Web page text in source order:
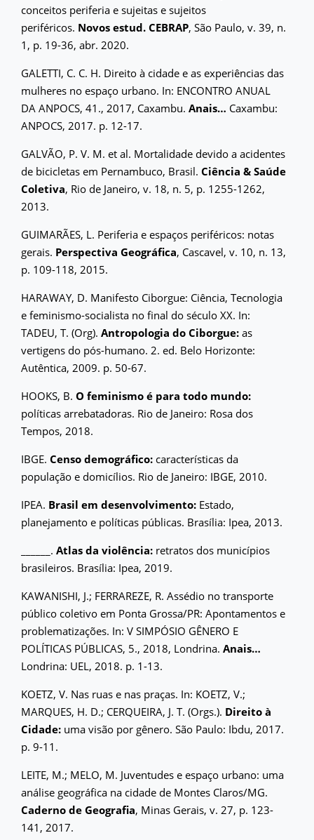
conceitos periferia e sujeitas e sujeitos
periféricos. Novos estud. CEBRAP, São Paulo, v. 39, n.
1, p. 19-36, abr. 2020.
GALETTI, C. C. H. Direito à cidade e as experiências das
mulheres no espaço urbano. In: ENCONTRO ANUAL
DA ANPOCS, 41., 2017, Caxambu. Anais… Caxambu:
ANPOCS, 2017. p. 12-17.
GALVÃO, P. V. M. et al. Mortalidade devido a acidentes
de bicicletas em Pernambuco, Brasil. Ciência & Saúde
Coletiva, Rio de Janeiro, v. 18, n. 5, p. 1255-1262,
2013.
GUIMARÃES, L. Periferia e espaços periféricos: notas
gerais. Perspectiva Geográfica, Cascavel, v. 10, n. 13,
p. 109-118, 2015.
HARAWAY, D. Manifesto Ciborgue: Ciência, Tecnologia
e feminismo-socialista no final do século XX. In:
TADEU, T. (Org). Antropologia do Ciborgue: as
vertigens do pós-humano. 2. ed. Belo Horizonte:
Autêntica, 2009. p. 50-67.
HOOKS, B. O feminismo é para todo mundo:
políticas arrebatadoras. Rio de Janeiro: Rosa dos
Tempos, 2018.
IBGE. Censo demográfico: características da
população e domicílios. Rio de Janeiro: IBGE, 2010.
IPEA. Brasil em desenvolvimento: Estado,
planejamento e políticas públicas. Brasília: Ipea, 2013.
______. Atlas da violência: retratos dos municípios
brasileiros. Brasília: Ipea, 2019.
KAWANISHI, J.; FERRAREZE, R. Assédio no transporte
público coletivo em Ponta Grossa/PR: Apontamentos e
problematizações. In: V SIMPÓSIO GÊNERO E
POLÍTICAS PÚBLICAS, 5., 2018, Londrina. Anais…
Londrina: UEL, 2018. p. 1-13.
KOETZ, V. Nas ruas e nas praças. In: KOETZ, V.;
MARQUES, H. D.; CERQUEIRA, J. T. (Orgs.). Direito à
Cidade: uma visão por gênero. São Paulo: Ibdu, 2017.
p. 9-11.
LEITE, M.; MELO, M. Juventudes e espaço urbano: uma
análise geográfica na cidade de Montes Claros/MG.
Caderno de Geografia, Minas Gerais, v. 27, p. 123-
141, 2017.